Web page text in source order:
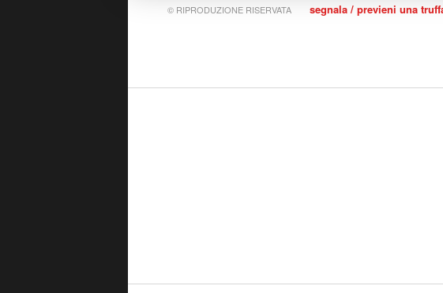
© RIPRODUZIONE RISERVATA segnala / previeni una